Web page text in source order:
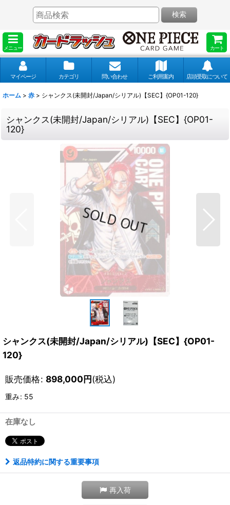
メニュー カート
検索
マイページ カテゴリ 問い合わせ ご利用案内 店頭受取について
ホーム > 赤 > シャンクス(未開封/Japan/シリアル)【SEC】{OP01-120}
シャンクス(未開封/Japan/シリアル)【SEC】{OP01-
120}
シャンクス(未開封/Japan/シリアル)【SEC】{OP01-
120}
販売価格: 898,000円(税込)
重み: 55
在庫なし
返品特約に関する重要事項
再入荷